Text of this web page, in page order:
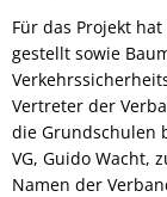
Für das Projekt
gestellt sowie
Vertreter der
die Grundschulen
VG, Guido Wacht,
Namen der